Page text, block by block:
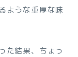
ような重厚な味
た結果、ちょっ